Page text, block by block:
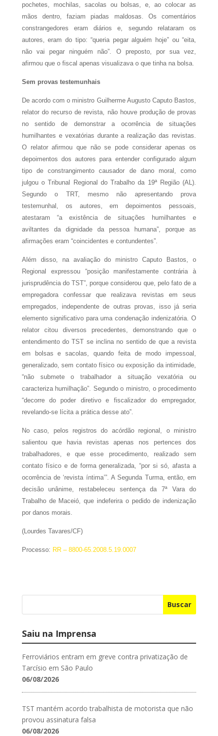
pochetes, mochilas, sacolas ou bolsas, e, ao colocar as
mãos dentro, faziam piadas maldosas. Os comentários
constrangedores eram diários e, segundo relataram os
autores, eram do tipo: “queria pegar alguém hoje” ou “eita,
não vai pegar ninguém não”. O preposto, por sua vez,
afirmou que o fiscal apenas visualizava o que tinha na bolsa.
Sem provas testemunhais
De acordo com o ministro Guilherme Augusto Caputo Bastos,
relator do recurso de revista, não houve produção de provas
no sentido de demonstrar a ocorrência de situações
humilhantes e vexatórias durante a realização das revistas.
O relator afirmou que não se pode considerar apenas os
depoimentos dos autores para entender configurado algum
tipo de constrangimento causador de dano moral, como
julgou o Tribunal Regional do Trabalho da 19ª Região (AL).
Segundo o TRT, mesmo não apresentando prova
testemunhal, os autores, em depoimentos pessoais,
atestaram “a existência de situações humilhantes e
aviltantes da dignidade da pessoa humana”, porque as
afirmações eram “coincidentes e contundentes”.
Além disso, na avaliação do ministro Caputo Bastos, o
Regional expressou “posição manifestamente contrária à
jurisprudência do TST”, porque considerou que, pelo fato de a
empregadora confessar que realizava revistas em seus
empregados, independente de outras provas, isso já seria
elemento significativo para uma condenação indenizatória. O
relator citou diversos precedentes, demonstrando que o
entendimento do TST se inclina no sentido de que a revista
em bolsas e sacolas, quando feita de modo impessoal,
generalizado, sem contato físico ou exposição da intimidade,
“não submete o trabalhador a situação vexatória ou
caracteriza humilhação”. Segundo o ministro, o procedimento
“decorre do poder diretivo e fiscalizador do empregador,
revelando-se lícita a prática desse ato”.
No caso, pelos registros do acórdão regional, o ministro
salientou que havia revistas apenas nos pertences dos
trabalhadores, e que esse procedimento, realizado sem
contato físico e de forma generalizada, “por si só, afasta a
ocorrência de ‘revista íntima’”. A Segunda Turma, então, em
decisão unânime, restabeleceu sentença da 7ª Vara do
Trabalho de Maceió, que indeferira o pedido de indenização
por danos morais.
(Lourdes Tavares/CF)
Processo: RR – 8800-65.2008.5.19.0007
Buscar
Saiu na Imprensa
Ferroviários entram em greve contra privatização de
Tarcísio em São Paulo
06/08/2026
TST mantém acordo trabalhista de motorista que não
provou assinatura falsa
06/08/2026